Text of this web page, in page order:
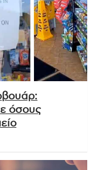
όσους